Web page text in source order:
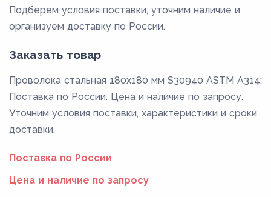
Подберем условия поставки, уточним наличие и
организуем доставку по России.
Заказать товар
Проволока стальная 180х180 мм S30940 ASTM A314:
Поставка по России. Цена и наличие по запросу.
Уточним условия поставки, характеристики и сроки
доставки.
Поставка по России
Цена и наличие по запросу